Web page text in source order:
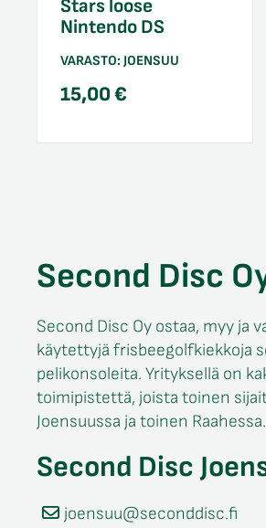
Stars loose
Nintendo DS
VARASTO: JOENSUU
15,00€
Second Disc
Second Disc Oy ostaa, myy ja
käytettyjä frisbeegolfkiekkoja
pelikonsoleita. Yrityksellä on
toimipistettä, joista toinen
Joensuussa ja toinen Raahessa.
Second Disc
joensuu@seconddisc.fi